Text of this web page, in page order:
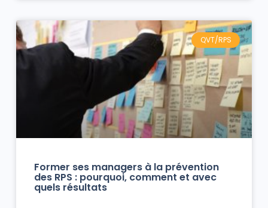
QVT/RPS
Former ses managers à la prévention
des RPS : pourquoi, comment et avec
quels résultats